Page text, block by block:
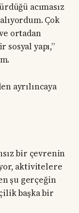
acımasız
Çok
ortadan
sosyal yapı,”
ayrılıncaya
bir çevrenin
aktivitelere
şu gerçeğin
başka bir